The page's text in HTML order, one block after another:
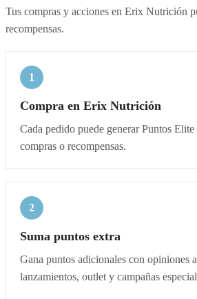
Tus compras y acciones en Erix Nutrición
recompensas.
1
Compra en Erix Nutrición
Cada pedido puede generar Puntos
compras o recompensas.
2
Suma puntos extra
Gana puntos adicionales con opiniones
lanzamientos, outlet y campañas